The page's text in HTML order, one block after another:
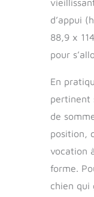
d’appui
88,9 x
pour
En
pertinent
de
position,
vocation
forme.
chien qui